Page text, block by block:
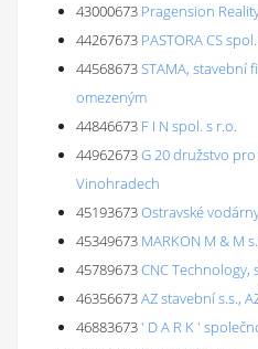
43000673 Pragension
44267673 PASTORA CS
44568673STAMA, stavební
omezeným
44846673 F I N spol. s r.o.
44962673G 20 družstvo
Vinohradech
45193673Ostravské
45349673 MARKON M & M
45789673CNC Technology,
46356673AZ stavební s.s.,
46883673' D A R K '